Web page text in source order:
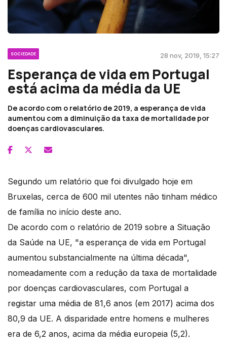
SOCIEDADE 28 nov, 2019, 15:27
Esperança de vida em Portugal
está acima da média da UE
De acordo com o relatório de 2019, a esperança de vida
aumentou com a diminuição da taxa de mortalidade por
doenças cardiovasculares.
Segundo um relatório que foi divulgado hoje em
Bruxelas, cerca de 600 mil utentes não tinham médico
de família no início deste ano.
De acordo com o relatório de 2019 sobre a Situação
da Saúde na UE, "a esperança de vida em Portugal
aumentou substancialmente na última década",
nomeadamente com a redução da taxa de mortalidade
por doenças cardiovasculares, com Portugal a
registar uma média de 81,6 anos (em 2017) acima dos
80,9 da UE. A disparidade entre homens e mulheres
era de 6,2 anos, acima da média europeia (5,2).